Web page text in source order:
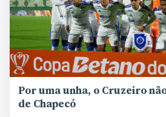
Por uma unha, o Cruzeiro
de Chapecó